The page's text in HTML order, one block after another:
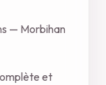
— Morbihan
et